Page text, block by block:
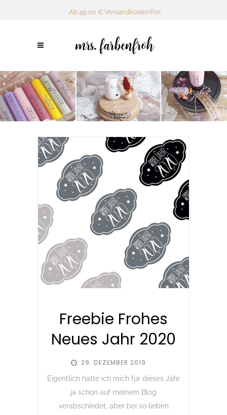
Ab 49,00 € Versandkostenfrei
29. DEZEMBER 2019
Freebie Frohes
Neues Jahr 2020
Eigentlich hatte ich mich für dieses Jahr
ja schon auf meinem Blog
verabschiedet, aber bei so lieben